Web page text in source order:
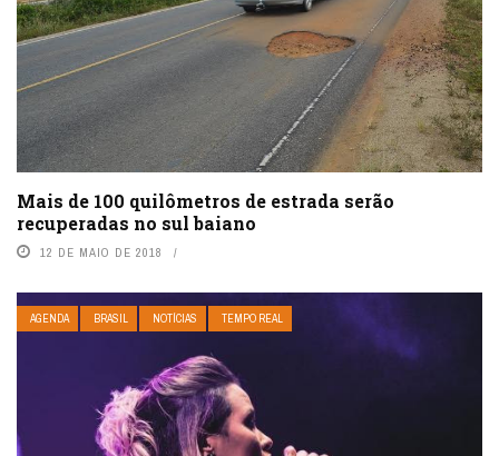
Mais de 100 quilômetros de estrada serão
recuperadas no sul baiano
12 DE MAIO DE 2018
AGENDA BRASIL NOTÍCIAS TEMPO REAL